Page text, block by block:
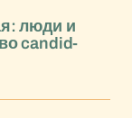
люди и
candid-